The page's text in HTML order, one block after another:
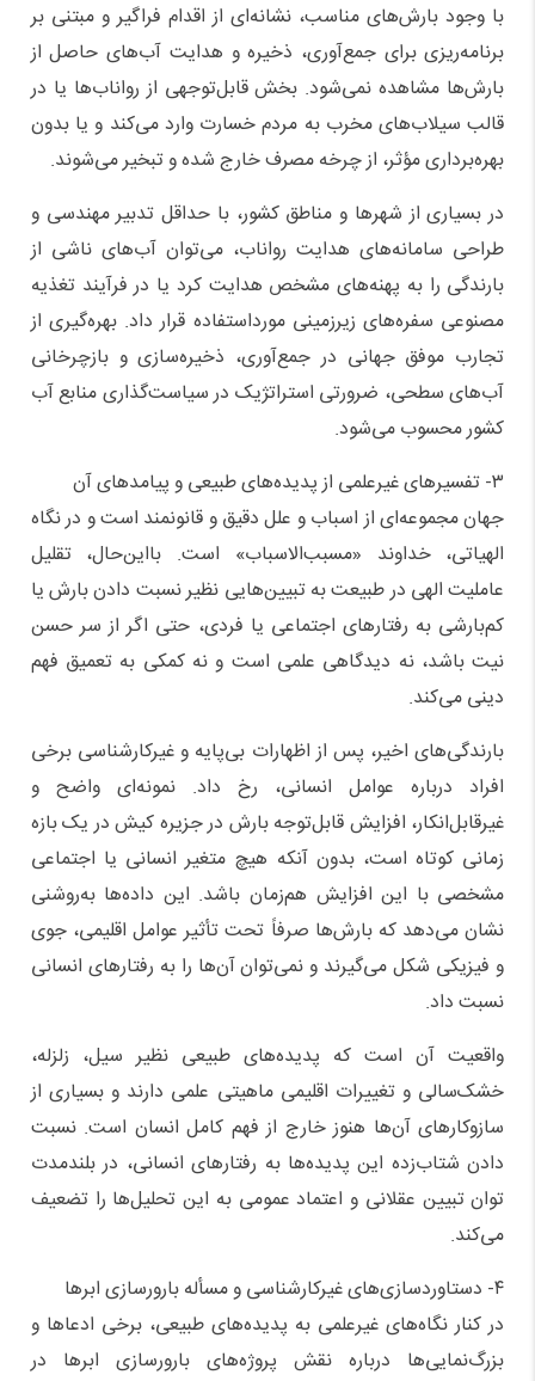
با وجود بارش‌های مناسب، نشانه‌ای از اقدام فراگیر و مبتنی بر
برنامه‌ریزی برای جمع‌آوری، ذخیره و هدایت آب‌های حاصل از
بارش‌ها مشاهده نمی‌شود. بخش قابل‌توجهی از رواناب‌ها یا در
قالب سیلاب‌های مخرب به مردم خسارت وارد می‌کند و یا بدون
بهره‌برداری مؤثر، از چرخه مصرف خارج شده و تبخیر می‌شوند.
در بسیاری از شهرها و مناطق کشور، با حداقل تدبیر مهندسی و
طراحی سامانه‌های هدایت رواناب، می‌توان آب‌های ناشی از
بارندگی را به پهنه‌های مشخص هدایت کرد یا در فرآیند تغذیه
مصنوعی سفره‌های زیرزمینی مورداستفاده قرار داد. بهره‌گیری از
تجارب موفق جهانی در جمع‌آوری، ذخیره‌سازی و بازچرخانی
آب‌های سطحی، ضرورتی استراتژیک در سیاست‌گذاری منابع آب
کشور محسوب می‌شود.
۳- تفسیرهای غیرعلمی از پدیده‌های طبیعی و پیامدهای آن
جهان مجموعه‌ای از اسباب و علل دقیق و قانونمند است و در نگاه
الهیاتی، خداوند «مسبب‌الاسباب» است. بااین‌حال، تقلیل
عاملیت الهی در طبیعت به تبیین‌هایی نظیر نسبت دادن بارش یا
کم‌بارشی به رفتارهای اجتماعی یا فردی، حتی اگر از سر حسن
نیت باشد، نه دیدگاهی علمی است و نه کمکی به تعمیق فهم
دینی می‌کند.
بارندگی‌های اخیر، پس از اظهارات بی‌پایه و غیرکارشناسی برخی
افراد درباره عوامل انسانی، رخ داد. نمونه‌ای واضح و
غیرقابل‌انکار، افزایش قابل‌توجه بارش در جزیره کیش در یک بازه
زمانی کوتاه است، بدون آنکه هیچ متغیر انسانی یا اجتماعی
مشخصی با این افزایش هم‌زمان باشد. این داده‌ها به‌روشنی
نشان می‌دهد که بارش‌ها صرفاً تحت تأثیر عوامل اقلیمی، جوی
و فیزیکی شکل می‌گیرند و نمی‌توان آن‌ها را به رفتارهای انسانی
نسبت داد.
واقعیت آن است که پدیده‌های طبیعی نظیر سیل، زلزله،
خشک‌سالی و تغییرات اقلیمی ماهیتی علمی دارند و بسیاری از
سازوکارهای آن‌ها هنوز خارج از فهم کامل انسان است. نسبت
دادن شتاب‌زده این پدیده‌ها به رفتارهای انسانی، در بلندمدت
توان تبیین عقلانی و اعتماد عمومی به این تحلیل‌ها را تضعیف
می‌کند.
۴- دستاوردسازی‌های غیرکارشناسی و مسأله بارورسازی ابرها
در کنار نگاه‌های غیرعلمی به پدیده‌های طبیعی، برخی ادعاها و
بزرگ‌نمایی‌ها درباره نقش پروژه‌های بارورسازی ابرها در